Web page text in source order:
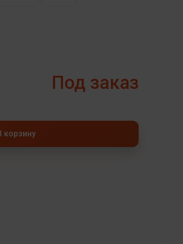
Под заказ
корзину